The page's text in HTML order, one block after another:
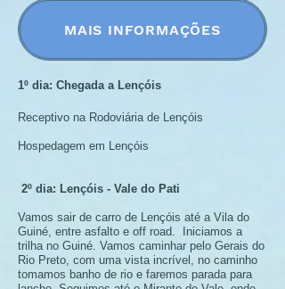
MAIS INFORMAÇÕES
1º dia: Chegada a Lençóis
Receptivo na Rodoviária de Lençóis
Hospedagem em Lençóis
2º dia: Lençóis - Vale do Pati
Vamos sair de carro de Lençóis até a Vila do
Guiné, entre asfalto e off road. Iniciamos a
trilha no Guiné. Vamos caminhar pelo Gerais do
Rio Preto, com uma vista incrível, no caminho
tomamos banho de rio e faremos parada para